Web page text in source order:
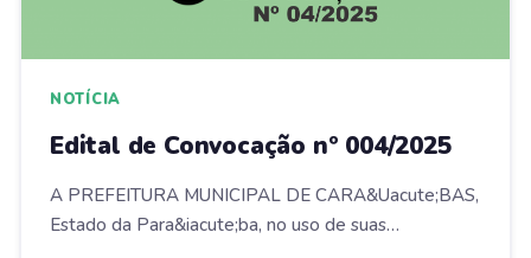
NOTÍCIA
Edital de Convocação nº 004/2025
A PREFEITURA MUNICIPAL DE CARA&Uacute;BAS,
Estado da Para&iacute;ba, no uso de suas